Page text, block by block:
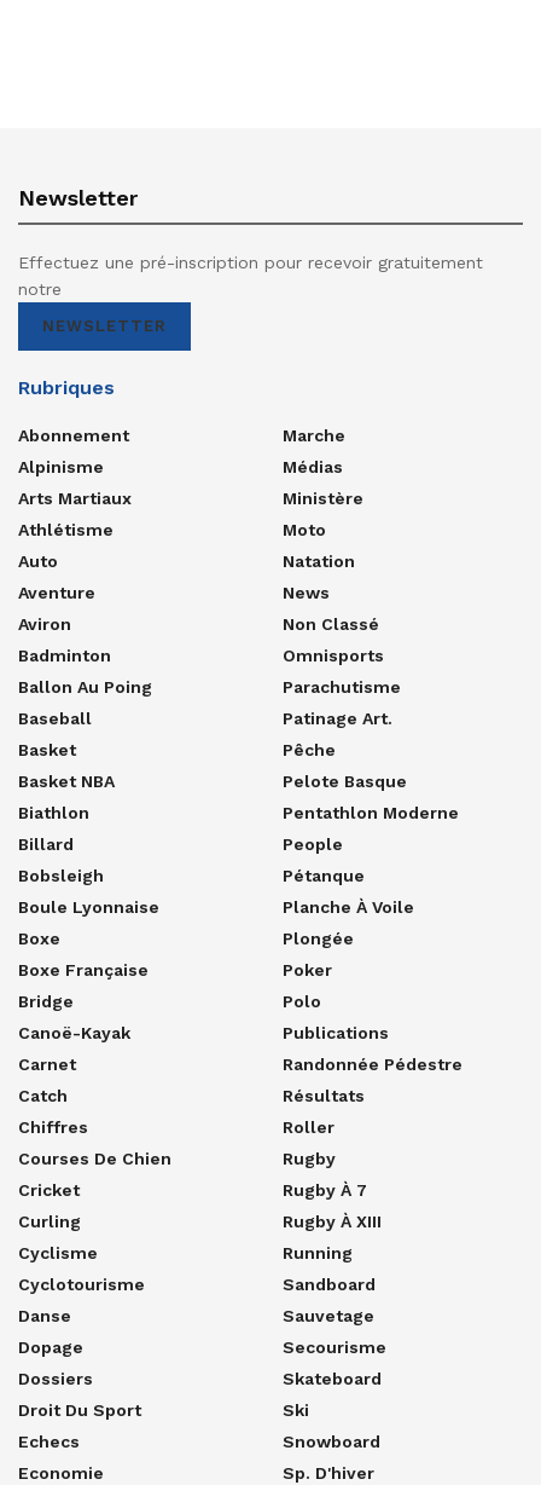
Newsletter
Effectuez une pré-inscription pour recevoir gratuitement
notre
NEWSLETTER
Rubriques
Abonnement
Alpinisme
Arts Martiaux
Athlétisme
Auto
Aventure
Aviron
Badminton
Ballon Au Poing
Baseball
Basket
Basket NBA
Biathlon
Billard
Bobsleigh
Boule Lyonnaise
Boxe
Boxe Française
Bridge
Canoë-Kayak
Carnet
Catch
Chiffres
Courses De Chien
Cricket
Curling
Cyclisme
Cyclotourisme
Danse
Dopage
Dossiers
Droit Du Sport
Echecs
Economie
Marche
Médias
Ministère
Moto
Natation
News
Non Classé
Omnisports
Parachutisme
Patinage Art.
Pêche
Pelote Basque
Pentathlon Moderne
People
Pétanque
Planche À Voile
Plongée
Poker
Polo
Publications
Randonnée Pédestre
Résultats
Roller
Rugby
Rugby À 7
Rugby À XIII
Running
Sandboard
Sauvetage
Secourisme
Skateboard
Ski
Snowboard
Sp. D'hiver